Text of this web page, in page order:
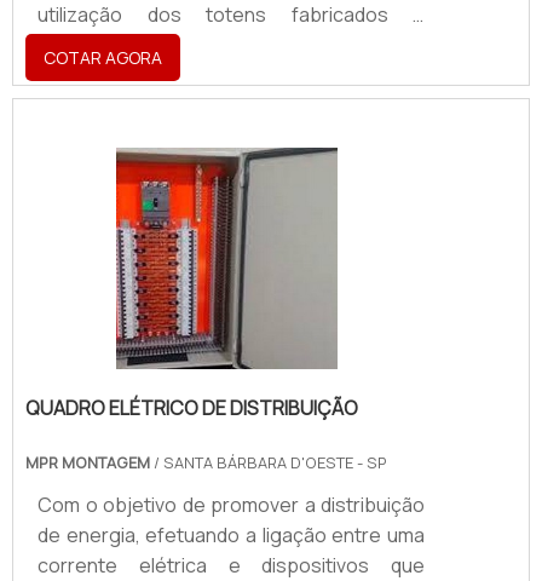
utilização dos totens fabricados e
distribuídos pela SP Sign pode ser útil para
diversos tipos de eventos, como: Eventos
para a promoção de marcas; Feiras de
marcas ou estabelecimentos; Eventos de
lançamentos de produtos.Principais
benefíciosO totem eventos permite a
veiculação de inúmeras informações sem a
perda da unidade estética da comunicação
COTAR AGORA
QUADRO ELÉTRICO DE DISTRIBUIÇÃO
MPR MONTAGEM / SANTA BÁRBARA D'OESTE - SP
Com o objetivo de promover a distribuição
de energia, efetuando a ligação entre uma
corrente elétrica e dispositivos que